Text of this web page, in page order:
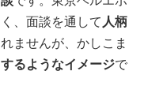
、面談を通して 人柄
ませんが、かしこま
るようなイメージで